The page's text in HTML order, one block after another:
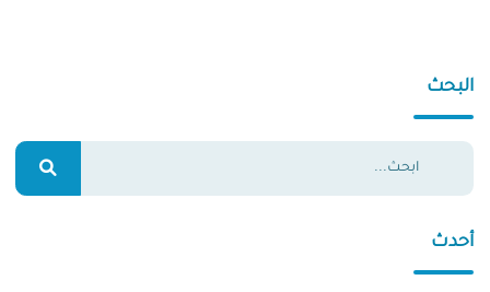
البحث
أحدث